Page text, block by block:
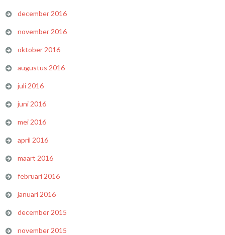
december 2016
november 2016
oktober 2016
augustus 2016
juli 2016
juni 2016
mei 2016
april 2016
maart 2016
februari 2016
januari 2016
december 2015
november 2015